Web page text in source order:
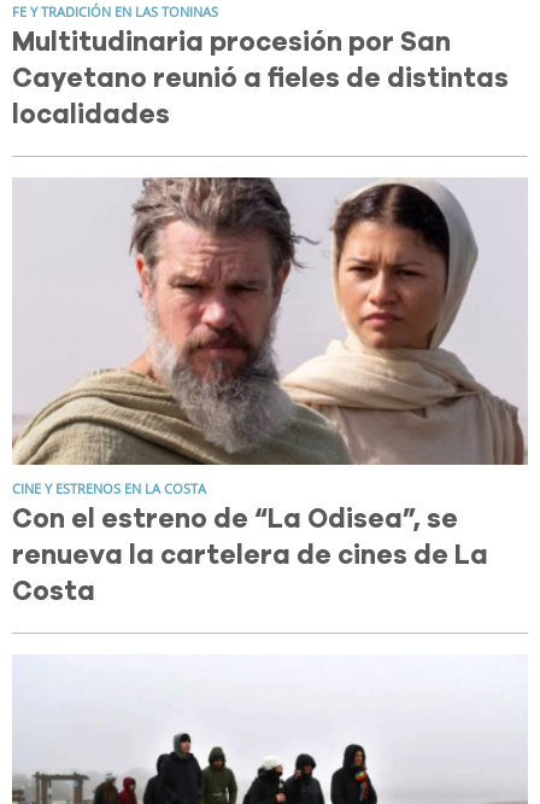
FE Y TRADICIÓN EN LAS TONINAS
Multitudinaria procesión por San
Cayetano reunió a fieles de distintas
localidades
CINE Y ESTRENOS EN LA COSTA
Con el estreno de “La Odisea”, se
renueva la cartelera de cines de La
Costa